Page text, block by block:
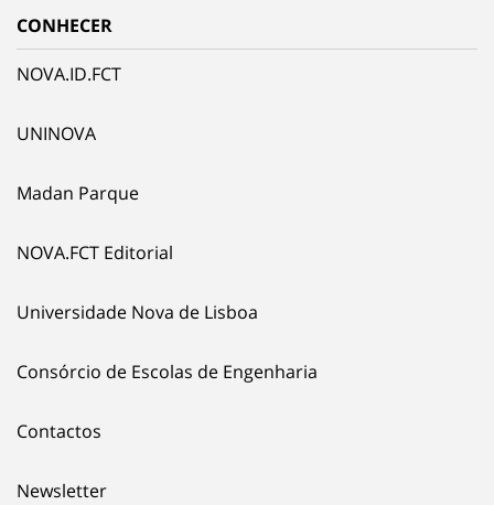
CONHECER
NOVA.ID.FCT
UNINOVA
Madan Parque
NOVA.FCT Editorial
Universidade Nova de Lisboa
Consórcio de Escolas de Engenharia
Contactos
Newsletter